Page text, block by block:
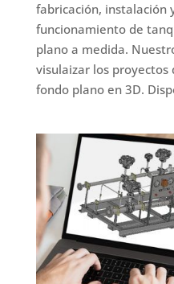
fabricación, instalación
funcionamiento de
plano a medida.
visulaizar los proyectos
fondo plano en 3D.